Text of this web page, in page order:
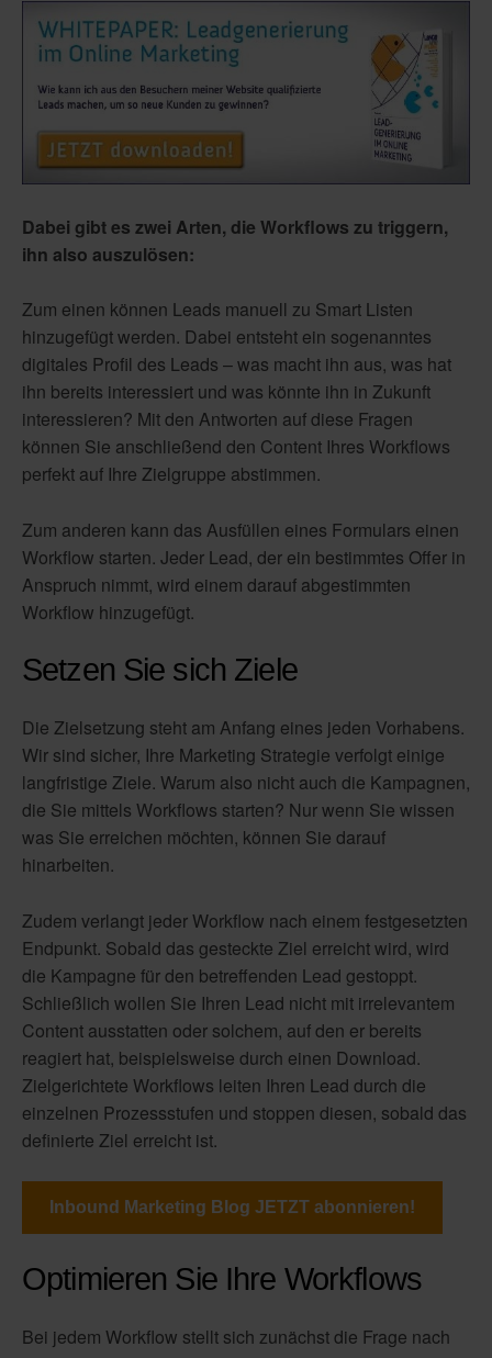
Dabei gibt es zwei Arten, die Workflows zu triggern,
ihn also auszulösen:
Zum einen können Leads manuell zu Smart Listen
hinzugefügt werden. Dabei entsteht ein sogenanntes
digitales Profil des Leads – was macht ihn aus, was hat
ihn bereits interessiert und was könnte ihn in Zukunft
interessieren? Mit den Antworten auf diese Fragen
können Sie anschließend den Content Ihres Workflows
perfekt auf Ihre Zielgruppe abstimmen.
Zum anderen kann das Ausfüllen eines Formulars einen
Workflow starten. Jeder Lead, der ein bestimmtes Offer in
Anspruch nimmt, wird einem darauf abgestimmten
Workflow hinzugefügt.
Setzen Sie sich Ziele
Die Zielsetzung steht am Anfang eines jeden Vorhabens.
Wir sind sicher, Ihre Marketing Strategie verfolgt einige
langfristige Ziele. Warum also nicht auch die Kampagnen,
die Sie mittels Workflows starten? Nur wenn Sie wissen
was Sie erreichen möchten, können Sie darauf
hinarbeiten.
Zudem verlangt jeder Workflow nach einem festgesetzten
Endpunkt. Sobald das gesteckte Ziel erreicht wird, wird
die Kampagne für den betreffenden Lead gestoppt.
Schließlich wollen Sie Ihren Lead nicht mit irrelevantem
Content ausstatten oder solchem, auf den er bereits
reagiert hat, beispielsweise durch einen Download.
Zielgerichtete Workflows leiten Ihren Lead durch die
einzelnen Prozessstufen und stoppen diesen, sobald das
definierte Ziel erreicht ist.
Inbound Marketing Blog JETZT abonnieren!
Optimieren Sie Ihre Workflows
Bei jedem Workflow stellt sich zunächst die Frage nach